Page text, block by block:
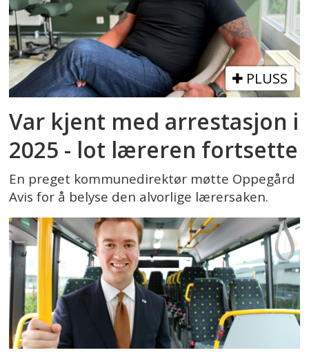
PLUSS
Var kjent med arrestasjon i
2025 - lot læreren fortsette
En preget kommunedirektør møtte Oppegård
Avis for å belyse den alvorlige lærersaken.